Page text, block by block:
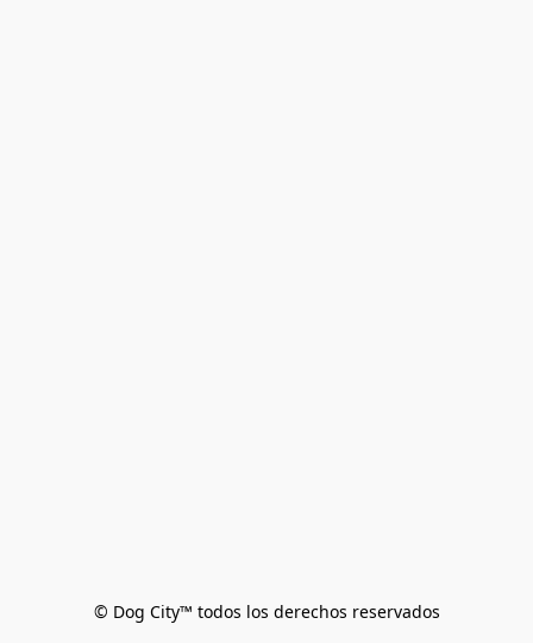
© Dog City™ todos los derechos reservados